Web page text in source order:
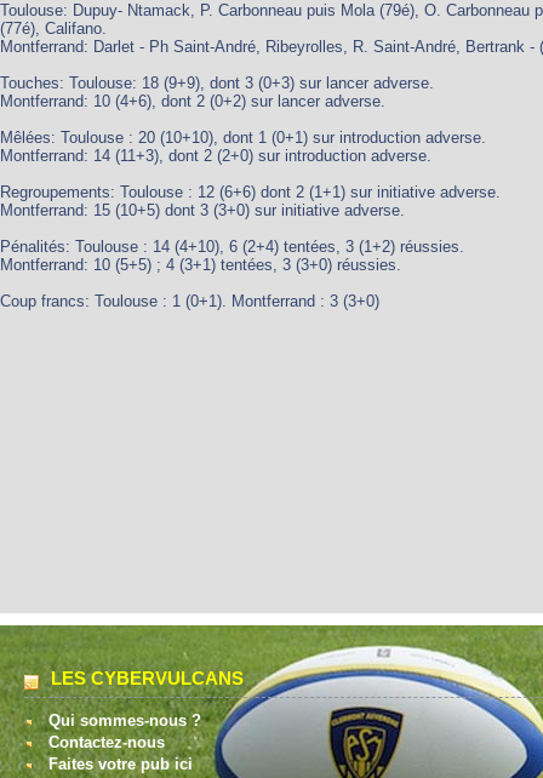
Toulouse: Dupuy- Ntamack, P. Carbonneau puis Mola (79é), O.
(77é), Califano.
Montferrand: Darlet - Ph Saint-André, Ribeyrolles, R. Saint-André,
Touches: Toulouse: 18 (9+9), dont 3 (0+3) sur lancer adverse.
Montferrand: 10 (4+6), dont 2 (0+2) sur lancer adverse.
Mêlées: Toulouse : 20 (10+10), dont 1 (0+1) sur introduction adverse.
Montferrand: 14 (11+3), dont 2 (2+0) sur introduction adverse.
Regroupements: Toulouse : 12 (6+6) dont 2 (1+1) sur initiative adverse.
Montferrand: 15 (10+5) dont 3 (3+0) sur initiative adverse.
Pénalités: Toulouse : 14 (4+10), 6 (2+4) tentées, 3 (1+2) réussies.
Montferrand: 10 (5+5) ; 4 (3+1) tentées, 3 (3+0) réussies.
Coup francs: Toulouse : 1 (0+1). Montferrand : 3 (3+0)
LES CYBERVULCANS
Qui sommes-nous ?
Contactez-nous
Faites votre pub ici